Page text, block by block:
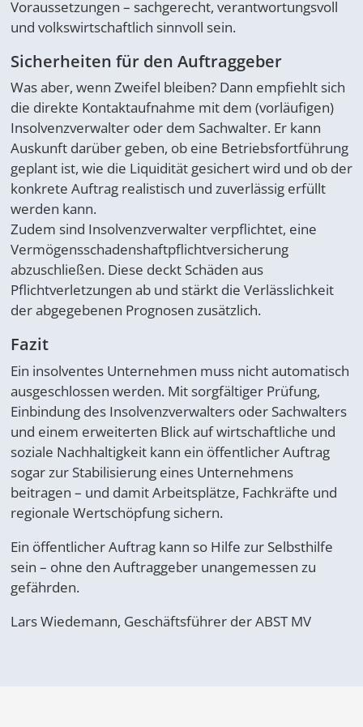
Voraussetzungen – sachgerecht, verantwortungsvoll
und volkswirtschaftlich sinnvoll sein.
Sicherheiten für den Auftraggeber
Was aber, wenn Zweifel bleiben? Dann empfiehlt sich
die direkte Kontaktaufnahme mit dem (vorläufigen)
Insolvenzverwalter oder dem Sachwalter. Er kann
Auskunft darüber geben, ob eine Betriebsfortführung
geplant ist, wie die Liquidität gesichert wird und ob der
konkrete Auftrag realistisch und zuverlässig erfüllt
werden kann.
Zudem sind Insolvenzverwalter verpflichtet, eine
Vermögensschadenshaftpflichtversicherung
abzuschließen. Diese deckt Schäden aus
Pflichtverletzungen ab und stärkt die Verlässlichkeit
der abgegebenen Prognosen zusätzlich.
Fazit
Ein insolventes Unternehmen muss nicht automatisch
ausgeschlossen werden. Mit sorgfältiger Prüfung,
Einbindung des Insolvenzverwalters oder Sachwalters
und einem erweiterten Blick auf wirtschaftliche und
soziale Nachhaltigkeit kann ein öffentlicher Auftrag
sogar zur Stabilisierung eines Unternehmens
beitragen – und damit Arbeitsplätze, Fachkräfte und
regionale Wertschöpfung sichern.
Ein öffentlicher Auftrag kann so Hilfe zur Selbsthilfe
sein – ohne den Auftraggeber unangemessen zu
gefährden.
Lars Wiedemann, Geschäftsführer der ABST MV